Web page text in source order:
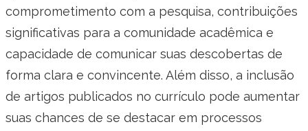
comprometimento com a pesquisa, contribuições
significativas para a comunidade acadêmica e
capacidade de comunicar suas descobertas de
forma clara e convincente. Além disso, a inclusão
de artigos publicados no currículo pode aumentar
suas chances de se destacar em processos